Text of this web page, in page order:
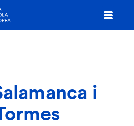
i